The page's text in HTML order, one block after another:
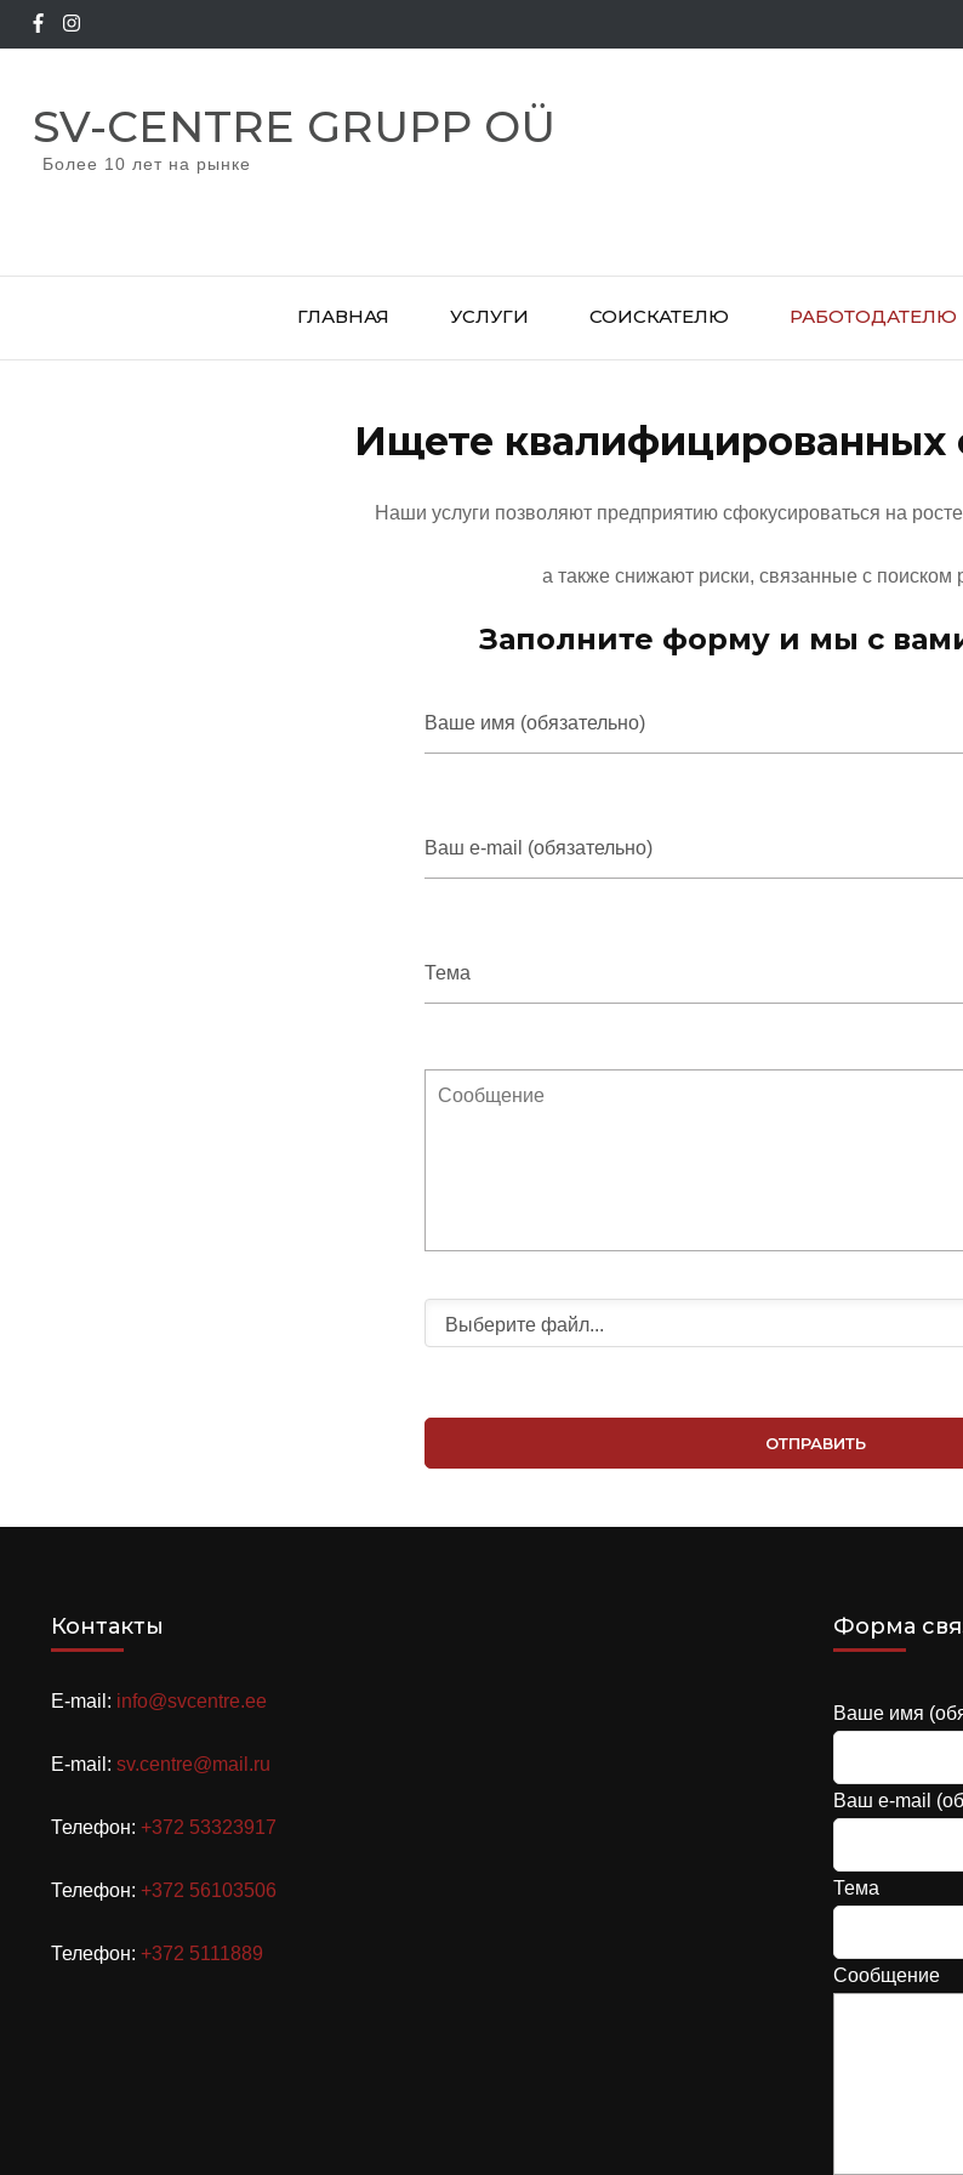
Перейти
к
(нажмите
SV-CENTRE GRUPP OÜ
Более 10 лет на рынке
ГЛАВНАЯ УСЛУГИ СОИСКАТЕЛЮ РАБОТОДАТЕЛЮ
Ищете квалифицированных
Наши услуги позволяют предприятию сфокусироваться на
а также снижают риски, связанные с поиском
Заполните форму и мы с
Ваше имя (обязательно)
Ваш e-mail (обязательно)
Тема
Контакты
E-mail: info@svcentre.ee
E-mail: sv.centre@mail.ru
Телефон: +372 53323917
Телефон: +372 56103506
Телефон: +372 5111889
Форма
Ваше имя
Ваш e-mail
Тема
Сообщение